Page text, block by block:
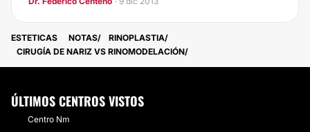
ESTETICAS NOTAS
RINOPLASTIA
CIRUGÍA DE NARIZ VS RINOMODELACIÓN
ÚLTIMOS CENTROS VISTOS
Centro Nm